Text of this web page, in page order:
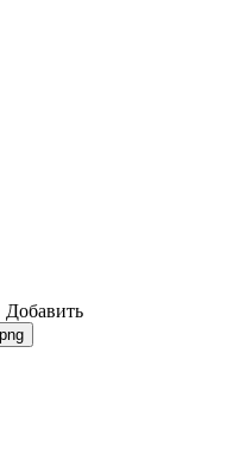
Добавить